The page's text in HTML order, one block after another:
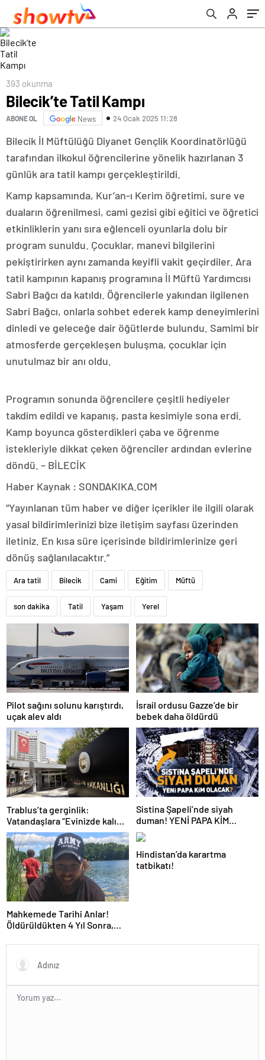
393 okunma
Bilecik’te Tatil Kampı
ABONE OL News 24 Ocak 2025 11:28
Bilecik İl Müftülüğü Diyanet Gençlik Koordinatörlüğü
tarafından ilkokul öğrencilerine yönelik hazırlanan 3
günlük ara tatil kampı gerçekleştirildi.
Kamp kapsamında, Kur’an-ı Kerim öğretimi, sure ve
duaların öğrenilmesi, cami gezisi gibi eğitici ve öğretici
etkinliklerin yanı sıra eğlenceli oyunlarla dolu bir
program sunuldu. Çocuklar, manevi bilgilerini
pekiştirirken aynı zamanda keyifli vakit geçirdiler. Ara
tatil kampının kapanış programına İl Müftü Yardımcısı
Sabri Bağcı da katıldı. Öğrencilerle yakından ilgilenen
Sabri Bağcı, onlarla sohbet ederek kamp deneyimlerini
dinledi ve geleceğe dair öğütlerde bulundu. Samimi bir
atmosferde gerçekleşen buluşma, çocuklar için
unutulmaz bir anı oldu.
Programın sonunda öğrencilere çeşitli hediyeler
takdim edildi ve kapanış, pasta kesimiyle sona erdi.
Kamp boyunca gösterdikleri çaba ve öğrenme
istekleriyle dikkat çeken öğrenciler ardından evlerine
döndü. – BİLECİK
Haber Kaynak : SONDAKIKA.COM
“Yayınlanan tüm haber ve diğer içerikler ile ilgili olarak
yasal bildirimlerinizi bize iletişim sayfası üzerinden
iletiniz. En kısa süre içerisinde bildirimlerinize geri
dönüş sağlanılacaktır.”
Ara tatil Bilecik Cami Eğitim Müftü
son dakika Tatil Yaşam Yerel
Pilot sağını solunu karıştırdı,
uçak alev aldı
İsrail ordusu Gazze’de bir
bebek daha öldürdü
Trablus’ta gerginlik:
Vatandaşlara “Evinizde kalın”
çağrısı
Sistina Şapeli’nde siyah
duman! YENİ PAPA KİM
OLACAK?
Mahkemede Tarihi Anlar!
Öldürüldükten 4 Yıl Sonra,
Seslendi…
Hindistan’da karartma
tatbikatı!